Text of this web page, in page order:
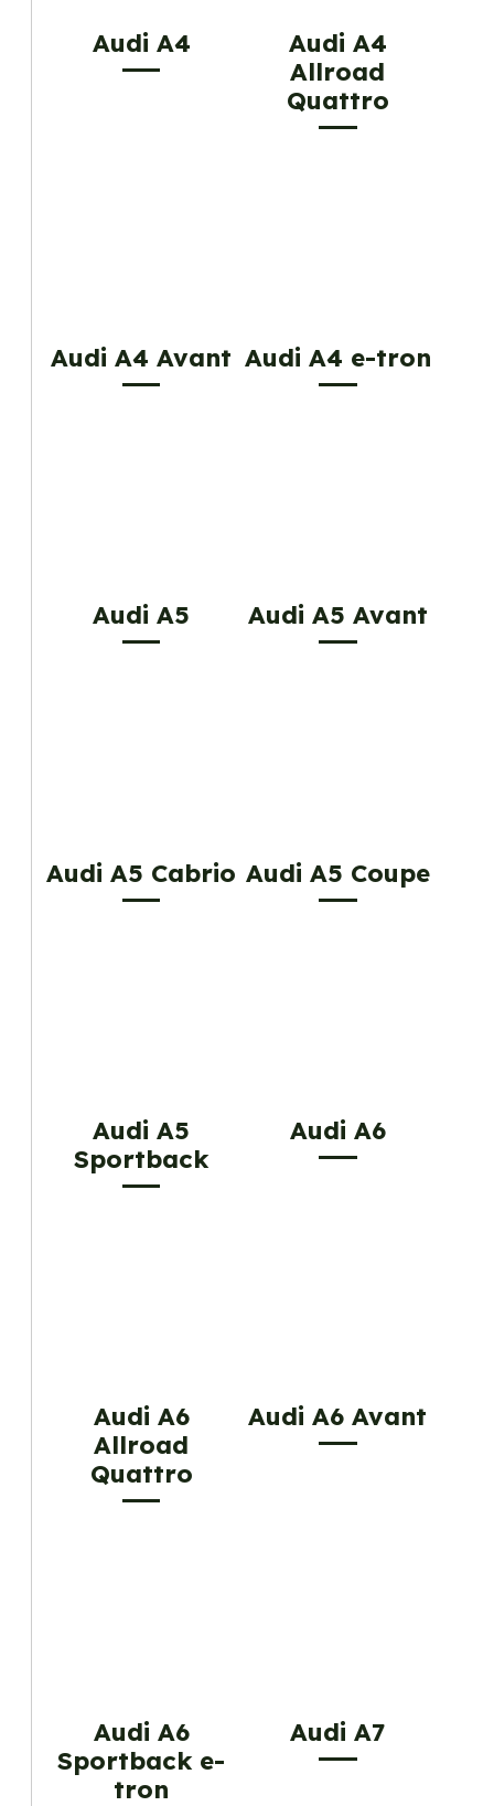
Audi A4
Audi A4
Allroad
Quattro
Audi A4 Avant Audi A4 e-tron
Audi A5 Audi A5 Avant
Audi A5 Cabrio Audi A5 Coupe
Audi A5
Sportback
Audi A6
Audi A6
Allroad
Quattro
Audi A6 Avant
Audi A6
Sportback e-
tron
Audi A7